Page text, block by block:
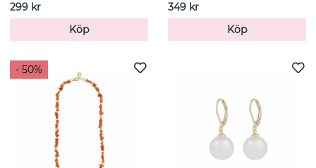
299 kr
Köp
349 kr
Köp
- 50%